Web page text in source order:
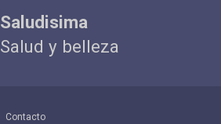
Saludisima
Salud y belleza
Contacto